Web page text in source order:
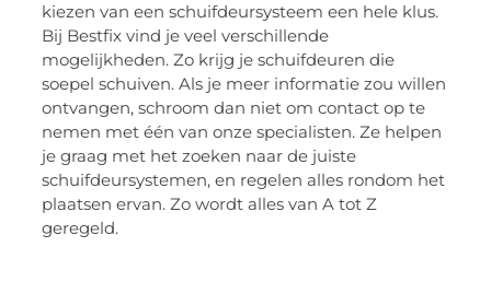
kiezen van een schuifdeursysteem een hele klus.
Bij Bestfix vind je veel verschillende
mogelijkheden. Zo krijg je schuifdeuren die
soepel schuiven. Als je meer informatie zou willen
ontvangen, schroom dan niet om contact op te
nemen met één van onze specialisten. Ze helpen
je graag met het zoeken naar de juiste
schuifdeursystemen, en regelen alles rondom het
plaatsen ervan. Zo wordt alles van A tot Z
geregeld.